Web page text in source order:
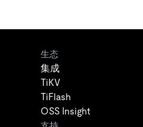
生态
集成
TiKV
TiFlash
OSS Insight